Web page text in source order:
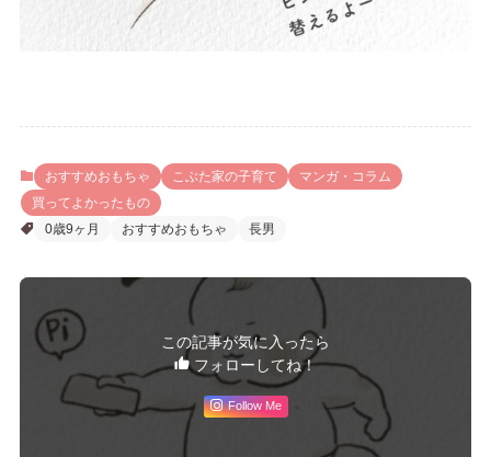
おすすめおもちゃ こぶた家の子育て
マンガ・コラム
買ってよかったもの
0歳9ヶ月
おすすめおもちゃ 長男
この記事が気に入ったら
フォローしてね！
Follow Me